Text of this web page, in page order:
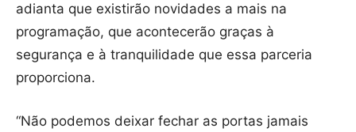
adianta que existirão novidades a mais na
programação, que acontecerão graças à
segurança e à tranquilidade que essa parceria
proporciona.
“Não podemos deixar fechar as portas jamais